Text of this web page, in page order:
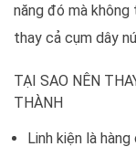
năng đó mà
thay cả cụm dây
TẠI SAO NÊN
THÀNH
Linh kiện là